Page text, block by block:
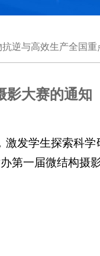
抗逆与高效生产全国重
影大赛的通知
发学生探索科
第一届微结构摄